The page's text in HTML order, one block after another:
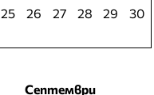
25 26 27 28 29
30
Септември